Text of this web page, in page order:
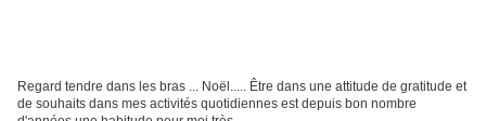
Regard tendre dans les bras ... Noël..... Être dans une attitude de gratitude et
de souhaits dans mes activités quotidiennes est depuis bon nombre